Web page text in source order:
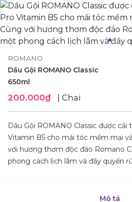
ROMANO
Dầu Gội ROMANO Classic
650ml
200.000₫ | Chai
Dầu Gội ROMANO Classic được
Vitamin B5 cho mái tóc mềm mại
với hương thơm độc đáo Romano
phong cách lịch lãm và đầy quyến
Mô tả